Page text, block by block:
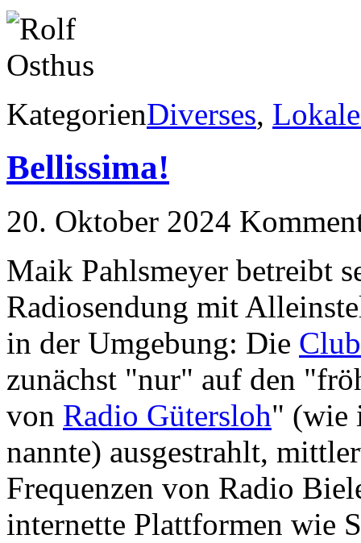
KategorienDiverses,
Bellissima!
20. Oktober 2024
Maik Pahlsmeyer betreibt
Radiosendung mit
in der Umgebung: Die
zunächst "nur" auf den
von Radio Gütersloh" (wie
nannte) ausgestrahlt,
Frequenzen von Radio
internette Plattformen wie